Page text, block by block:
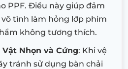
PPF. Điều này giúp đảm
tình làm hỏng lớp phim
không tương thích.
Vật Nhọn và Cứng: Khi vệ
tránh sử dụng bàn chải